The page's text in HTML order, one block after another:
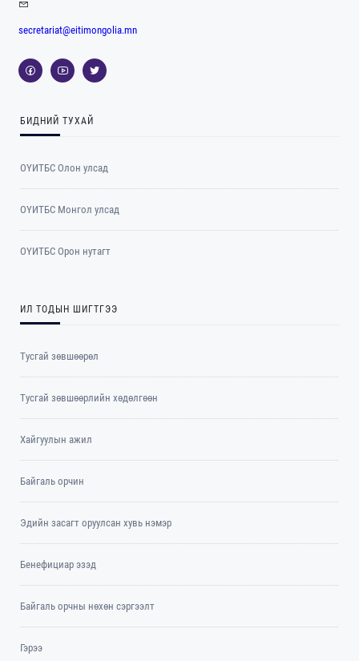
secretariat@eitimongolia.mn
БИДНИЙ ТУХАЙ
ОҮИТБС Олон улсад
ОYИТБС Монгол улсад
ОYИТБС Орон нутагт
ИЛ ТОДЫН ШИГТГЭЭ
Тусгай зөвшөөрөл
Тусгай зөвшөөрлийн хөдөлгөөн
Хайгуулын ажил
Байгаль орчин
Эдийн засагт оруулсан хувь нэмэр
Бенефициар эзэд
Байгаль орчны нөхөн сэргээлт
Гэрээ